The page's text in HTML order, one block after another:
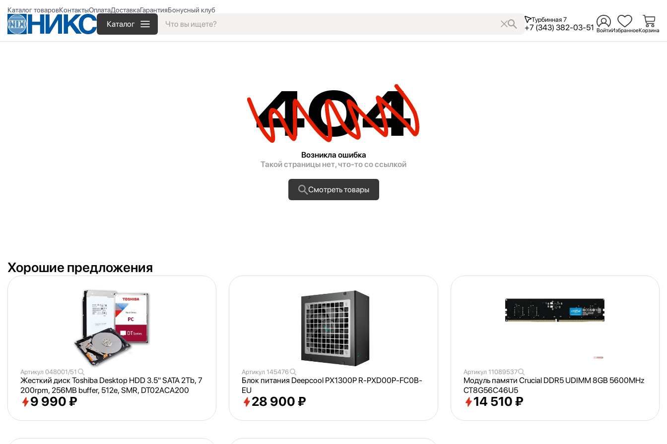
Каталог товаровКонтактыОплатаДоставкаГарантияБонусный клуб
Каталог Турбинная 7
+7 (343) 382-03-51 ВойтиИзбранноеКорзина
404
Возникла ошибка
Такой страницы нет, что-то со ссылкой
Смотреть товары
Хорошие предложения
Артикул 048001/51
Жесткий диск Toshiba Desktop HDD 3.5" SATA 2Tb, 7
200rpm, 256MB buffer, 512e, SMR, DT02ACA200
9 990 ₽
Артикул145476
Блок питания Deepcool PX1300P R-PXD00P-FC0B-
EU
28 900 ₽
Артикул 11089537
Модуль памяти Crucial DDR5 UDIMM 8GB 5600MHz
CT8G56C46U5
14 510 ₽